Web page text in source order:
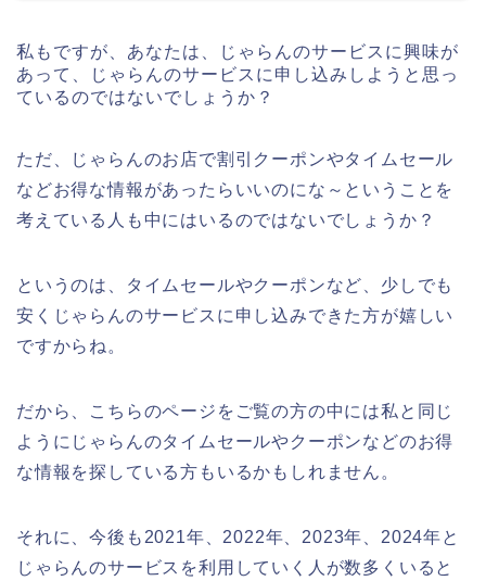
私もですが、あなたは、じゃらんのサービスに興味が
あって、じゃらんのサービスに申し込みしようと思っ
ているのではないでしょうか？
ただ、じゃらんのお店で割引クーポンやタイムセール
などお得な情報があったらいいのにな～ということを
考えている人も中にはいるのではないでしょうか？
というのは、タイムセールやクーポンなど、少しでも
安くじゃらんのサービスに申し込みできた方が嬉しい
ですからね。
だから、こちらのページをご覧の方の中には私と同じ
ようにじゃらんのタイムセールやクーポンなどのお得
な情報を探している方もいるかもしれません。
それに、今後も2021年、2022年、2023年、2024年と
じゃらんのサービスを利用していく人が数多くいると